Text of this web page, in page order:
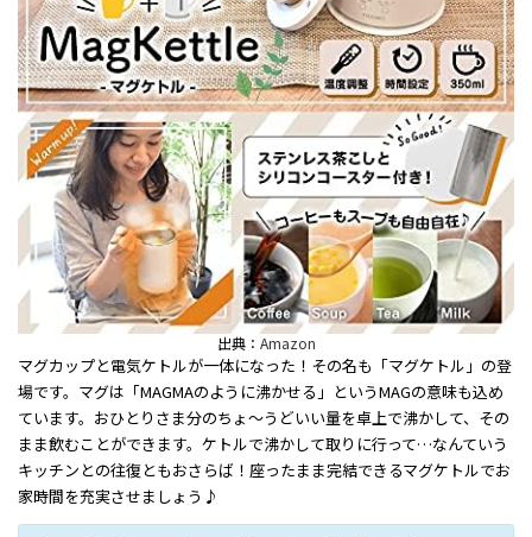
出典： Amazon
マグカップと電気ケトルが一体になった！その名も「マグケトル」の登
場です。マグは「MAGMAのように沸かせる」というMAGの意味も込め
ています。おひとりさま分のちょ〜うどいい量を卓上で沸かして、その
まま飲むことができます。ケトルで沸かして取りに行って…なんていう
キッチンとの往復ともおさらば！座ったまま完結できるマグケトルでお
家時間を充実させましょう♪